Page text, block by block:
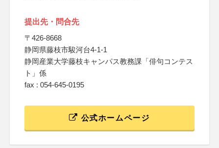
提出先・問合先
〒426-8668
静岡県藤枝市駿河台4-1-1
静岡産業大学藤枝キャンパス教務課「俳句コンテス
ト」係
fax : 054-645-0195
公式ホームページ